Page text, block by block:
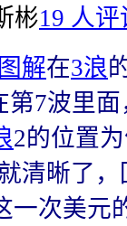
彬19 人评
解在3浪
7波里
2的位置
清晰了
一次美元